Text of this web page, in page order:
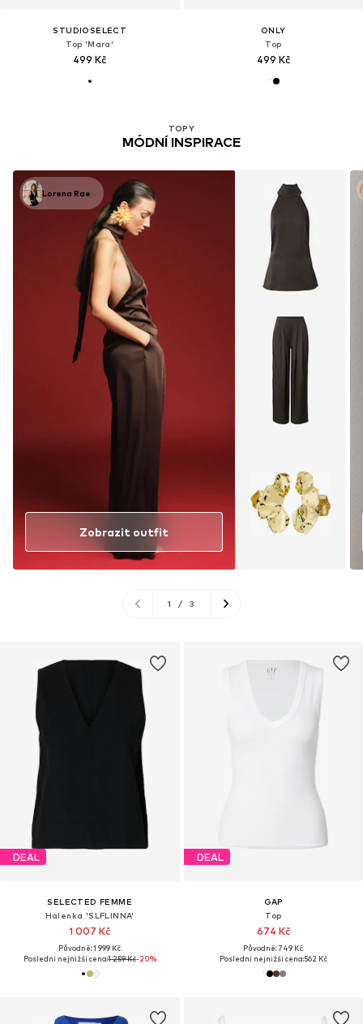
STUDIOSELECT
Top 'Mara'
499 Kč
ONLY
Top
499 Kč
TOPY
MÓDNÍ INSPIRACE
Lorena Rae
Zobrazit outfit
1 / 3
DEAL
SELECTED FEMME
Halenka 'SLFLINNA'
1 007 Kč
Původně: 1 999 Kč
Poslední nejnižší cena:1 259 Kč-20%
DEAL
GAP
Top
674 Kč
Původně: 749 Kč
Poslední nejnižší cena:562 Kč